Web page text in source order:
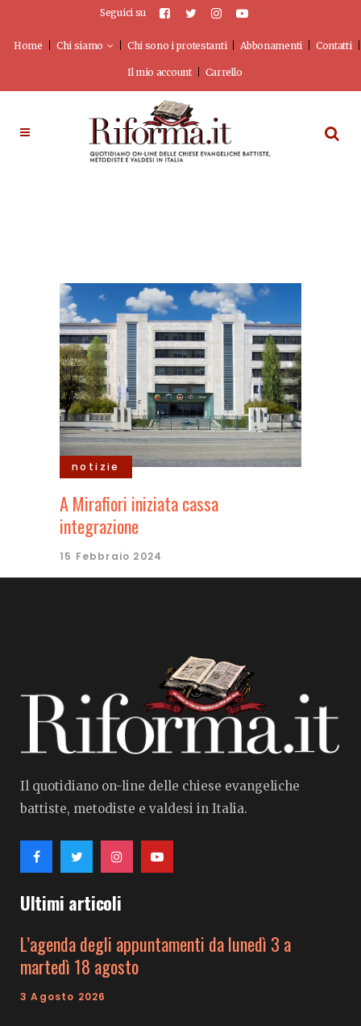
Seguici su
Home Chi siamo Chi sono i protestanti Abbonamenti Contatti
Il mio account Carrello
notizie
A Mirafiori iniziata cassa
integrazione
15 Febbraio 2024
Il quotidiano on-line delle chiese evangeliche
battiste, metodiste e valdesi in Italia.
Ultimi articoli
L’agenda degli appuntamenti da lunedì 3 a
martedì 18 agosto
3 Agosto 2026